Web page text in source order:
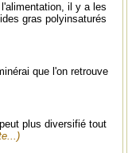
il y a les
gras polyinsaturés
que l'on retrouve
plus diversifié tout